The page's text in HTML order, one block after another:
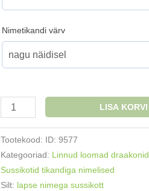
Nimetikandi värv
Nimega
sussikott
LISA KORVI
Tootekood: ID: 9577
Kategooriad: Linnud loomad draakonid
Sussikotid tikandiga nimelised
Silt: lapse nimega sussikott